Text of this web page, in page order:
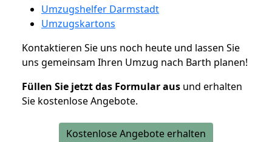
Umzugshelfer Darmstadt
Umzugskartons
Kontaktieren Sie uns noch heute und lassen Sie
uns gemeinsam Ihren Umzug nach Barth planen!
Füllen Sie jetzt das Formular aus und erhalten
Sie kostenlose Angebote.
Kostenlose Angebote erhalten